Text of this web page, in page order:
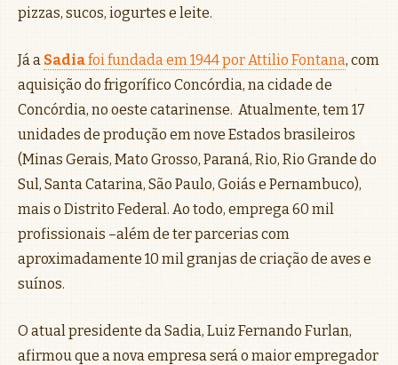
pizzas, sucos, iogurtes e leite.
Já a Sadiafoi fundada em 1944 por Attilio Fontana, com
aquisição do frigorífico Concórdia, na cidade de
Concórdia, no oeste catarinense. Atualmente, tem 17
unidades de produção em nove Estados brasileiros
(Minas Gerais, Mato Grosso, Paraná, Rio, Rio Grande do
Sul, Santa Catarina, São Paulo, Goiás e Pernambuco),
mais o Distrito Federal. Ao todo, emprega 60 mil
profissionais –além de ter parcerias com
aproximadamente 10 mil granjas de criação de aves e
suínos.
O atual presidente da Sadia, Luiz Fernando Furlan,
afirmou que a nova empresa será o maior empregador